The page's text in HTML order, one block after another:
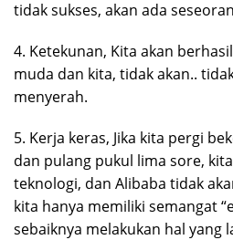
tidak sukses, akan ada
4. Ketekunan, Kita akan
muda dan kita, tidak akan..
menyerah.
5. Kerja keras, Jika kita pergi
dan pulang pukul lima sore,
teknologi, dan Alibaba tidak
kita hanya memiliki semangat
sebaiknya melakukan hal yang